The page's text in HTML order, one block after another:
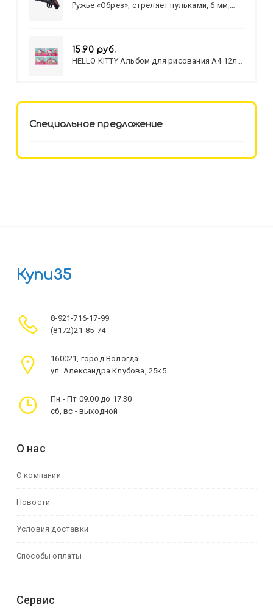
Ружье «Обрез», стреляет пульками, 6 мм,
15.90 руб.
HELLO KITTY Альбом для рисования А4 12л.
Специальное предложение
Купи35
8-921-716-17-99
(8172)21-85-74
160021, город Вологда
ул. Александра Клубова, 25к5
Пн - Пт 09.00 до 17.30
сб, вс - выходной
О нас
О компании
Новости
Условия доставки
Способы оплаты
Сервис